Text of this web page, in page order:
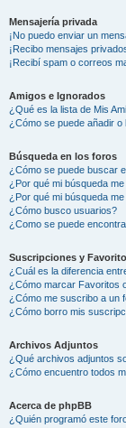
Mensajería privada
¡No puedo enviar un
¡Recibo mensajes
¡Recibí spam o correos
Amigos e Ignorados
¿Qué es la lista de Mis
¿Cómo se puede añadir
Búsqueda en los foros
¿Cómo se puede buscar
¿Por qué mi búsqueda
¿Por qué mi búsqueda
¿Cómo busco usuarios?
¿Como se puede
Suscripciones y
¿Cuál es la diferencia
¿Cómo marcar Favoritos
¿Cómo me suscribo a un
¿Cómo borro mis
Archivos Adjuntos
¿Qué archivos adjuntos
¿Cómo encuentro todos
Acerca de phpBB
¿Quién programó este